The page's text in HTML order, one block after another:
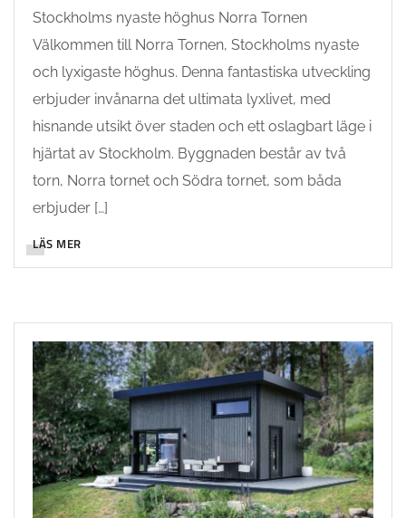
Stockholms nyaste höghus Norra Tornen
Välkommen till Norra Tornen, Stockholms nyaste
och lyxigaste höghus. Denna fantastiska utveckling
erbjuder invånarna det ultimata lyxlivet, med
hisnande utsikt över staden och ett oslagbart läge i
hjärtat av Stockholm. Byggnaden består av två
torn, Norra tornet och Södra tornet, som båda
erbjuder […]
LÄS MER